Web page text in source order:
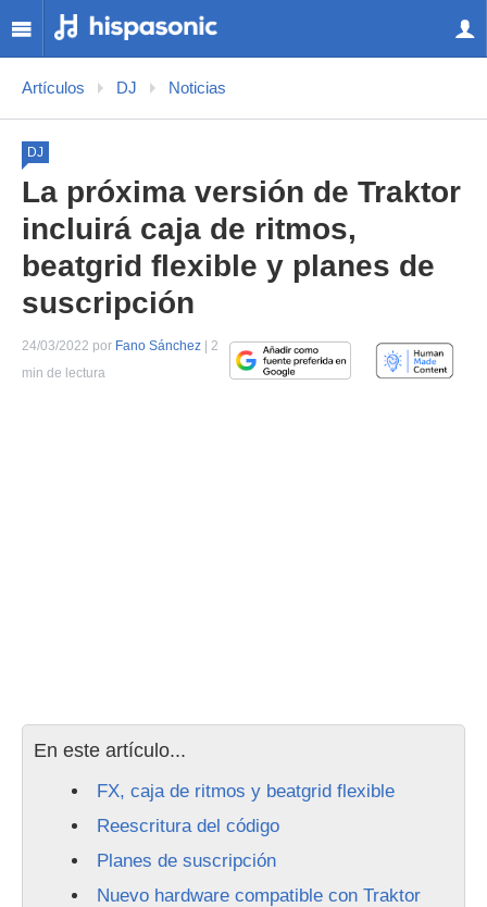
Artículos DJ Noticias
DJ
La próxima versión de Traktor
incluirá caja de ritmos,
beatgrid flexible y planes de
suscripción
24/03/2022 por Fano Sánchez | 2
min de lectura
En este artículo...
FX, caja de ritmos y beatgrid flexible
Reescritura del código
Planes de suscripción
Nuevo hardware compatible con Traktor